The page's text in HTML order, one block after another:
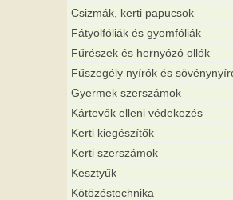
Csizmák, kerti papucsok
Fátyolfóliák és gyomfóliák
Fűrészek és hernyózó ollók
Fűszegély nyírók és
Gyermek szerszámok
Kártevők elleni védekezés
Kerti kiegészítők
Kerti szerszámok
Kesztyűk
Kötözéstechnika